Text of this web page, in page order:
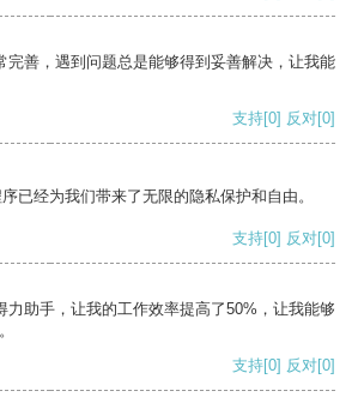
完善，遇到问题总是能够得到妥善解决，让我能
支持[0] 反对[0]
已经为我们带来了无限的隐私保护和自由。
支持[0] 反对[0]
力助手，让我的工作效率提高了50%，让我能够
支持[0] 反对[0]